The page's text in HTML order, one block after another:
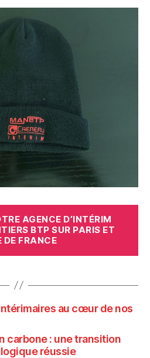
AGENCE D’INTÉRIM
BTP SUR PARIS ET
DE FRANCE
au cœur de nos
carbone : une transition
réussie